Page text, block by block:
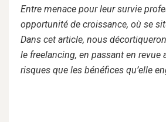
Entre menace pour leur survie
opportunité de croissance, où se
Dans cet article, nous
le freelancing, en passant en revue
risques que les bénéfices qu’elle